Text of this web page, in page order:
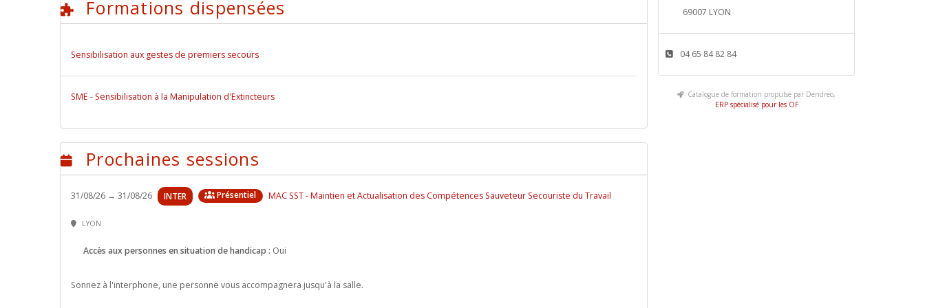
Formations dispensées
Sensibilisation aux gestes de premiers secours
SME - Sensibilisation à la Manipulation d'Extincteurs
Prochaines sessions
31/08/26 → 31/08/26 Présentiel MAC SST - Maintien et Actualisation des Compétences Sauveteur Secouriste du Travail
LYON
Accès aux personnes en situation de handicap : Oui
Sonnez à l'interphone, une personne vous accompagnera jusqu'à la salle.
69007 LYON
04 65 84 82 84
Catalogue de formation propulsé par Dendreo,
ERP spécialisé pour les OF